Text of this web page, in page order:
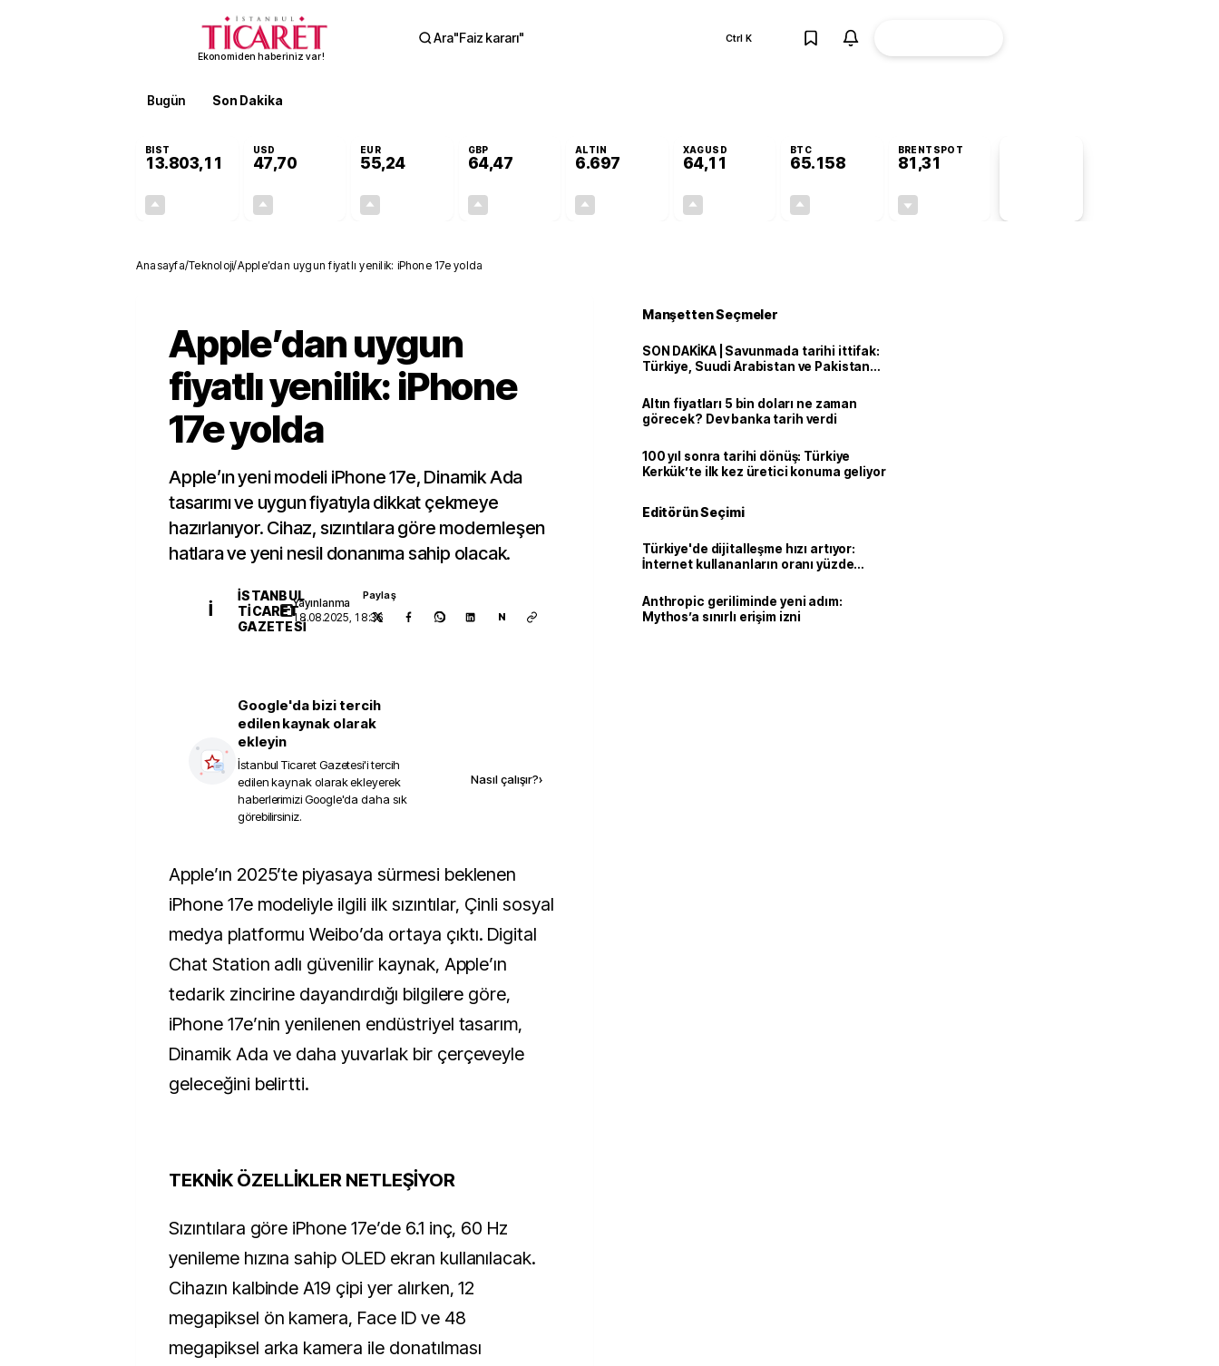
Ekonomiden haberiniz var!
Ara"Faiz kararı" Ctrl K
Bugün Son Dakika
BIST
13.803,11
USD
47,70
EUR
55,24
GBP
64,47
ALTIN
6.697
XAGUSD
64,11
BTC
65.158
BRENTSPOT
81,31
Anasayfa/Teknoloji/Apple’dan uygun fiyatlı yenilik: iPhone 17e yolda
Apple’dan uygun
fiyatlı yenilik: iPhone
17e yolda
Apple’ın yeni modeli iPhone 17e, Dinamik Ada
tasarımı ve uygun fiyatıyla dikkat çekmeye
hazırlanıyor. Cihaz, sızıntılara göre modernleşen
hatlara ve yeni nesil donanıma sahip olacak.
İ
İSTANBUL
TICARET
GAZETESI
Yayınlanma
18.08.2025, 18:36
Paylaş
N
Google'da bizi tercih
edilen kaynak olarak
ekleyin
İstanbul Ticaret Gazetesi'i tercih
edilen kaynak olarak ekleyerek
haberlerimizi Google'da daha sık
görebilirsiniz.
Nasıl çalışır?›
Apple’ın 2025’te piyasaya sürmesi beklenen
iPhone 17e modeliyle ilgili ilk sızıntılar, Çinli sosyal
medya platformu Weibo’da ortaya çıktı. Digital
Chat Station adlı güvenilir kaynak, Apple’ın
tedarik zincirine dayandırdığı bilgilere göre,
iPhone 17e’nin yenilenen endüstriyel tasarım,
Dinamik Ada ve daha yuvarlak bir çerçeveyle
geleceğini belirtti.
TEKNİK ÖZELLİKLER NETLEŞİYOR
Sızıntılara göre iPhone 17e’de 6.1 inç, 60 Hz
yenileme hızına sahip OLED ekran kullanılacak.
Cihazın kalbinde A19 çipi yer alırken, 12
megapiksel ön kamera, Face ID ve 48
megapiksel arka kamera ile donatılması
Manşetten Seçmeler
SON DAKİKA | Savunmada tarihi ittifak:
Türkiye, Suudi Arabistan ve Pakistan
Altın fiyatları 5 bin doları ne zaman
görecek? Dev banka tarih verdi
100 yıl sonra tarihi dönüş: Türkiye
Kerkük’te ilk kez üretici konuma geliyor
Editörün Seçimi
Türkiye'de dijitalleşme hızı artıyor:
İnternet kullananların oranı yüzde
Anthropic geriliminde yeni adım:
Mythos’a sınırlı erişim izni